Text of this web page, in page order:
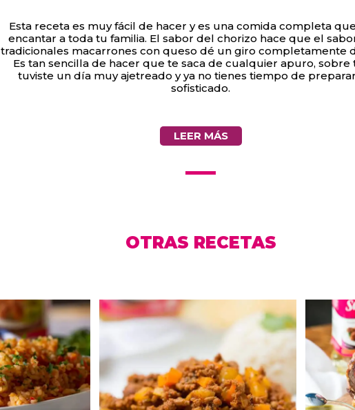
Esta receta es muy fácil de hacer y es una comida completa
encantar a toda tu familia. El sabor del chorizo hace que el
tradicionales macarrones con queso dé un giro completamente
Es tan sencilla de hacer que te saca de cualquier apuro, sobre
tuviste un día muy ajetreado y ya no tienes tiempo de
sofisticado.
LEER MÁS
OTRAS RECETAS